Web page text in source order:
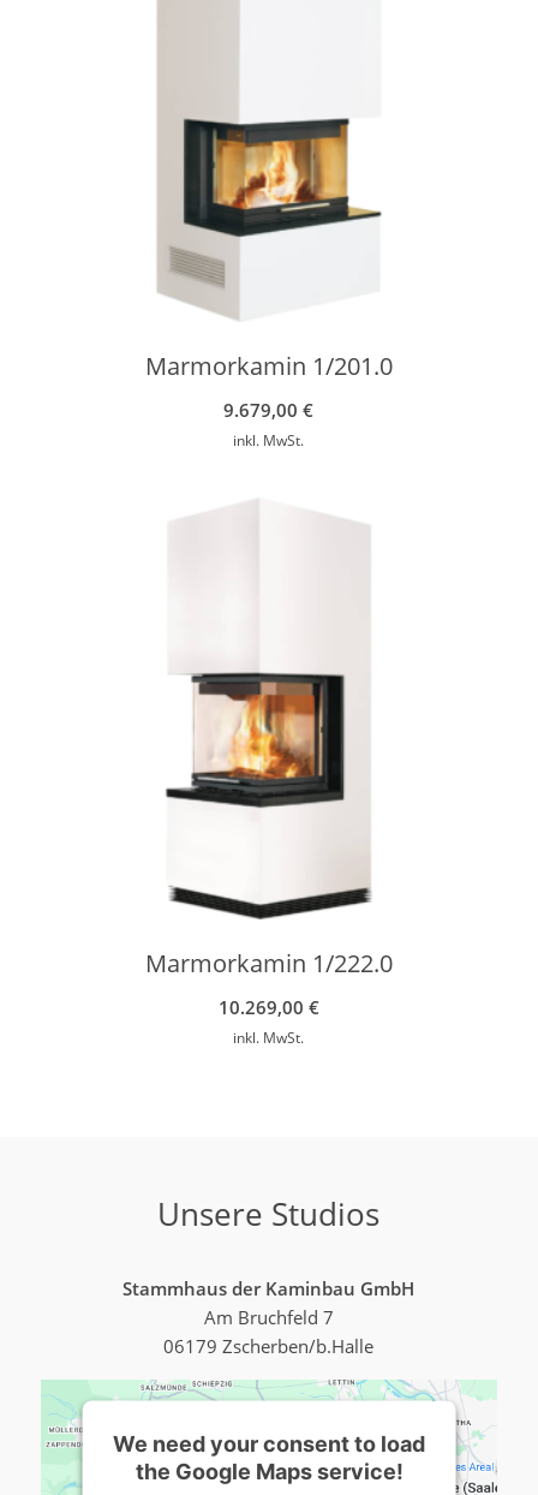
Marmorkamin 1/201.0
9.679,00€
inkl. MwSt.
Marmorkamin 1/222.0
10.269,00 €
inkl. MwSt.
Unsere Studios
Stammhaus der Kaminbau GmbH
Am Bruchfeld 7
06179 Zscherben/b.Halle
We need your consent to load
the Google Maps service!